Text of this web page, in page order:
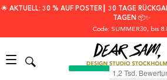
🌟 AKTUELL: 30 % AUF POSTER┃ 30 TAGE
TAGEN 📦✨
Code: SUMMER30, bis